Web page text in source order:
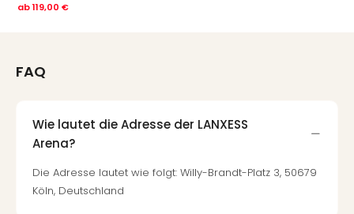
ab119,00 €
FAQ
Wie lautet die Adresse der LANXESS
Arena?
Die Adresse lautet wie folgt: Willy-Brandt-Platz 3, 50679
Köln, Deutschland